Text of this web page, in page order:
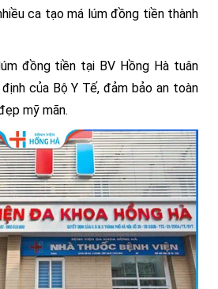
ca tạo má lúm đồng tiền thành
đồng tiền tại BV Hồng Hà tuân
của Bộ Y Tế, đảm bảo an toàn
mỹ mãn.